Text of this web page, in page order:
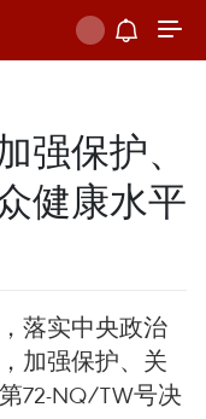
强保护、
健康水平
落实中央政治
加强保护、关
72-NQ/TW号决